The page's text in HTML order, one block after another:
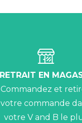
RETRAIT EN
Commandez et
votre commande
votre V and B le